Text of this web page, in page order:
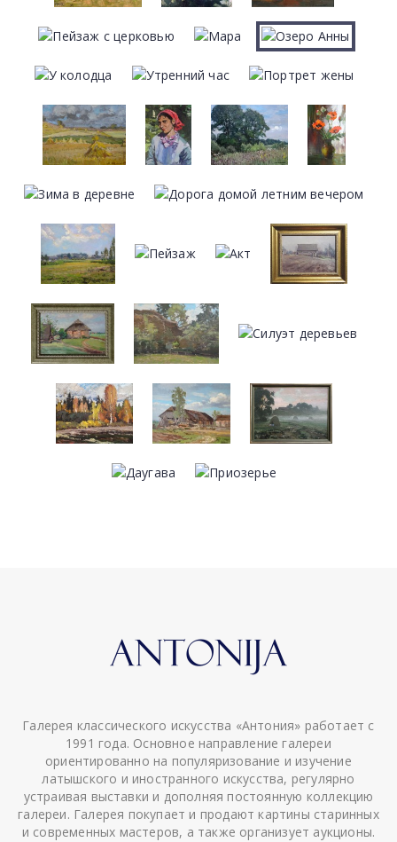
Галерея классического искусства «Антония» работает с
1991 года. Основное направление галереи
ориентированно на популяризование и изучение
латышского и иностранного искусства, регулярно
устраивая выставки и дополняя постоянную коллекцию
галереи. Галерея покупает и продают картины старинных
и современных мастеров, а также организует аукционы.